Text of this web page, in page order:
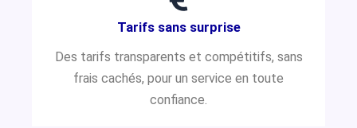
Tarifs sans surprise
Des tarifs transparents et compétitifs, sans
frais cachés, pour un service en toute
confiance.